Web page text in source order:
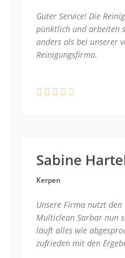
Guter Service! Die
pünktlich und arbeiten
anders als bei unserer
Reinigungsfirma.
Sabine
Kerpen
Unsere Firma nutzt den
Multiclean Sarbar nun
läuft alles wie
zufrieden mit den